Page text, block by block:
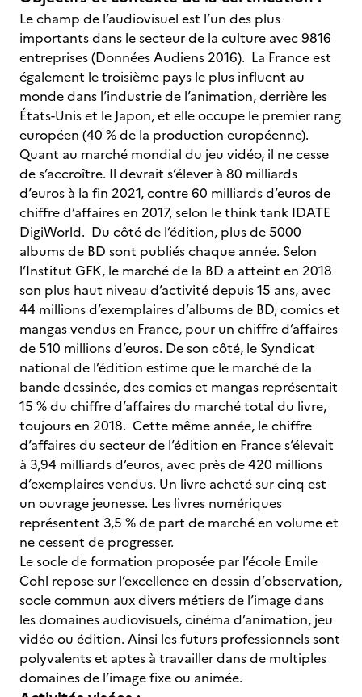
Le champ de l’audiovisuel est l’un des plus
importants dans le secteur de la culture avec 9816
entreprises (Données Audiens 2016). La France est
également le troisième pays le plus influent au
monde dans l’industrie de l’animation, derrière les
États-Unis et le Japon, et elle occupe le premier rang
européen (40 % de la production européenne).
Quant au marché mondial du jeu vidéo, il ne cesse
de s’accroître. Il devrait s’élever à 80 milliards
d’euros à la fin 2021, contre 60 milliards d’euros de
chiffre d’affaires en 2017, selon le think tank IDATE
DigiWorld. Du côté de l’édition, plus de 5000
albums de BD sont publiés chaque année. Selon
l’Institut GFK, le marché de la BD a atteint en 2018
son plus haut niveau d’activité depuis 15 ans, avec
44 millions d’exemplaires d’albums de BD, comics et
mangas vendus en France, pour un chiffre d’affaires
de 510 millions d’euros. De son côté, le Syndicat
national de l’édition estime que le marché de la
bande dessinée, des comics et mangas représentait
15 % du chiffre d’affaires du marché total du livre,
toujours en 2018. Cette même année, le chiffre
d’affaires du secteur de l’édition en France s’élevait
à 3,94 milliards d’euros, avec près de 420 millions
d’exemplaires vendus. Un livre acheté sur cinq est
un ouvrage jeunesse. Les livres numériques
représentent 3,5 % de part de marché en volume et
ne cessent de progresser.
Le socle de formation proposée par l’école Emile
Cohl repose sur l’excellence en dessin d’observation,
socle commun aux divers métiers de l’image dans
les domaines audiovisuels, cinéma d’animation, jeu
vidéo ou édition. Ainsi les futurs professionnels sont
polyvalents et aptes à travailler dans de multiples
domaines de l’image fixe ou animée.